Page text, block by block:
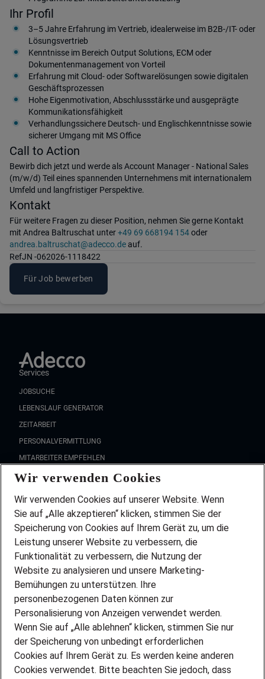
Ihr Profil
3–5 Jahre Erfahrung im Vertrieb, idealerweise im B2B-/IT- oder
Lösungsvertrieb
Kenntnisse im Bereich Output Solutions, ECM oder
Dokumentenmanagement von Vorteil
Erfahrung mit Cloud- oder Softwarelösungen sowie digitalen
Geschäftsprozessen
Hohe Eigenmotivation, Abschlussstärke und ausgeprägte
Kommunikationsfähigkeit
Verhandlungssichere Deutsch- und Englischkenntnisse sowie
sicherer Umgang mit MS Office
Call to Action
Bewirb dich jetzt und werde als Account Manager - National Sales
(m/w/d) Teil eines spannenden Unternehmens mit internationalem
Umfeld und langfristiger Perspektive.
Kontakt
Für weitere Fragen zu dieser Position, nehmen Sie gerne Kontakt
mit Andrea Baltruschat unter+49 69 668194 154oder
andrea.baltruschat@adecco.deauf.
RefJN -062026-1118422
Für Job bewerben
Services
JOBSUCHE
LEBENSLAUF GENERATOR
ZEITARBEIT
PERSONALVERMITTLUNG
MITARBEITER EMPFEHLEN
FAQ
Wir stellen ein!
DEINE BERUFSGRUPPE
DEINE LEBENSSITUATION
PARTNERSHIP WITH AIRBUS
INITIATIV BEWERBEN
ÜBER UNS
STANDORTE
BLOG
PRESSE
Wir verwenden Cookies
Wir verwenden Cookies auf unserer Website. Wenn
Sie auf „Alle akzeptieren“ klicken, stimmen Sie der
Speicherung von Cookies auf Ihrem Gerät zu, um die
Leistung unserer Website zu verbessern, die
Funktionalität zu verbessern, die Nutzung der
Website zu analysieren und unsere Marketing-
Bemühungen zu unterstützen. Ihre
personenbezogenen Daten können zur
Personalisierung von Anzeigen verwendet werden.
Wenn Sie auf „Alle ablehnen“ klicken, stimmen Sie nur
der Speicherung von unbedingt erforderlichen
Cookies auf Ihrem Gerät zu. Es werden keine anderen
Cookies verwendet. Bitte beachten Sie jedoch, dass